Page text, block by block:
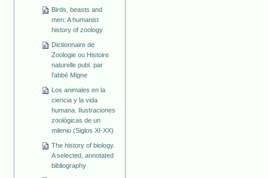
Birds, beasts and
men: A humanist
history of zoology
Dictionnaire de
Zoologie ou Histoire
naturelle publ. par
l'abbé Migne
Los animales en la
ciencia y la vida
humana. Ilustraciones
zoológicas de un
milenio (Siglos XI-XX)
The history of biology.
A selected, annotated
bibliography